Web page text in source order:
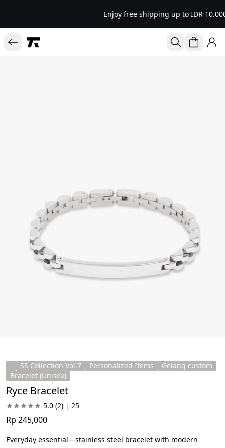
Enjoy free shipping up to IDR
SS Collection Vol.7 Personalized Items
Gelang custom
Bracelet (Unisex)
Ryce Bracelet
5.0 (2) | 25
Rp 245,000
Everyday essential—stainless steel bracelet with modern